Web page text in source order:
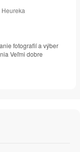
fotografií a výber
Veľmi dobre